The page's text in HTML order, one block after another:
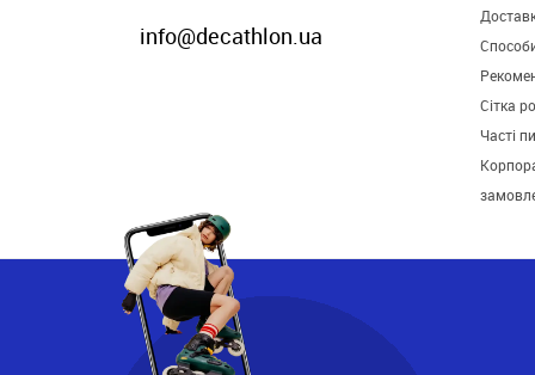
info@decathlon.ua
Сітка
Часті